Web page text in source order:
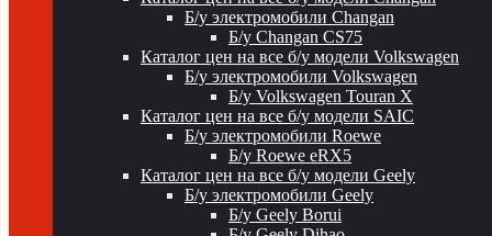
Б/у электромобили Changan
Б/у Changan CS75
Каталог цен на все б/у модели Volkswagen
Б/у электромобили Volkswagen
Б/у Volkswagen Touran X
Каталог цен на все б/у модели SAIC
Б/у электромобили Roewe
Б/у Roewe eRX5
Каталог цен на все б/у модели Geely
Б/у электромобили Geely
Б/у Geely Borui